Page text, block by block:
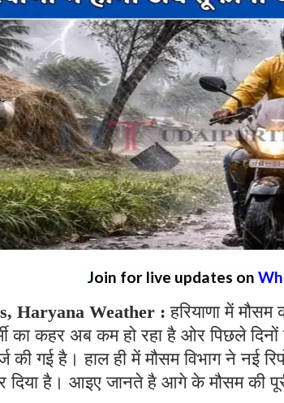
Join for live updates on
Haryana Weather : हरियाणा में
का कहर अब कम हो रहा है ओर पिछले
की गई है। हाल ही में मौसम विभाग ने नई
दिया है। आइए जानते है आगे के मौसम की पूरी